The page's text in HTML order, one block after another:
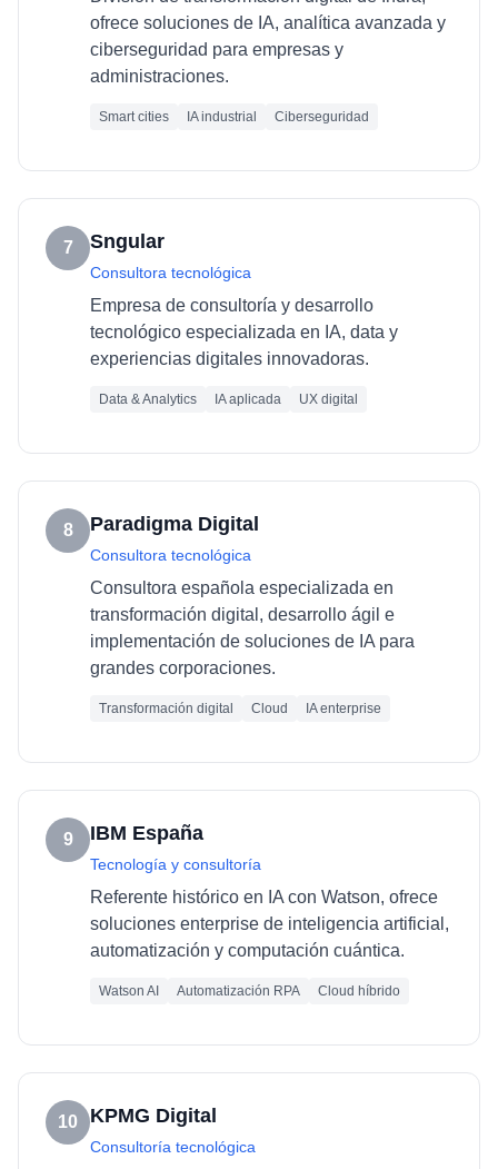
ofrece soluciones de IA, analítica avanzada y
ciberseguridad para empresas y
administraciones.
Smart cities IA industrial Ciberseguridad
7 Sngular
Consultora tecnológica
Empresa de consultoría y desarrollo
tecnológico especializada en IA, data y
experiencias digitales innovadoras.
Data & Analytics IA aplicada UX digital
8 Paradigma Digital
Consultora tecnológica
Consultora española especializada en
transformación digital, desarrollo ágil e
implementación de soluciones de IA para
grandes corporaciones.
Transformación digital Cloud IA enterprise
9 IBM España
Tecnología y consultoría
Referente histórico en IA con Watson, ofrece
soluciones enterprise de inteligencia artificial,
automatización y computación cuántica.
Watson AI Automatización RPA Cloud híbrido
10 KPMG Digital
Consultoría tecnológica